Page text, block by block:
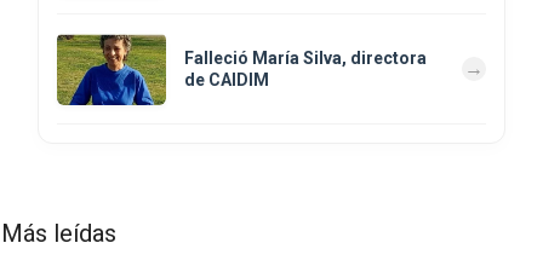
Falleció María Silva, directora
de CAIDIM
Más leídas